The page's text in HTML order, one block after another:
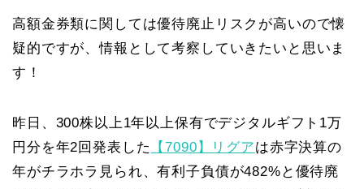
高額金券類に関しては優待廃止リスクが高いので懐
疑的ですが、情報として考察していきたいと思いま
す！
昨日、300株以上1年以上保有でデジタルギフト1万
円分を年2回発表した
【7090】リグアは赤字決算の
年がチラホラ見られ、有利子負債が482%と優待廃